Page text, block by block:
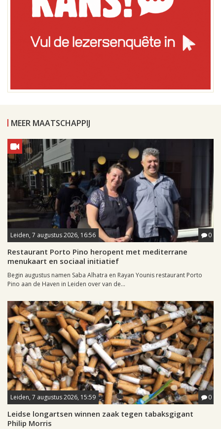
MEER MAATSCHAPPIJ
Leiden, 7 augustus 2026, 16:56 0
Restaurant Porto Pino heropent met mediterrane
menukaart en sociaal initiatief
Begin augustus namen Saba Alhatra en Rayan Younis restaurant Porto
Pino aan de Haven in Leiden over van de...
Leiden, 7 augustus 2026, 15:59 0
Leidse longartsen winnen zaak tegen tabaksgigant
Philip Morris